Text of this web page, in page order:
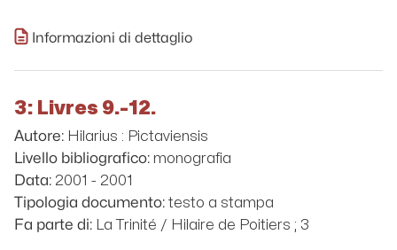
Informazioni di dettaglio
3: Livres 9.-12.
Autore: Hilarius : Pictaviensis
Livello bibliografico: monografia
Data: 2001 - 2001
Tipologia documento: testo a stampa
Fa parte di: La Trinité / Hilaire de Poitiers ; 3